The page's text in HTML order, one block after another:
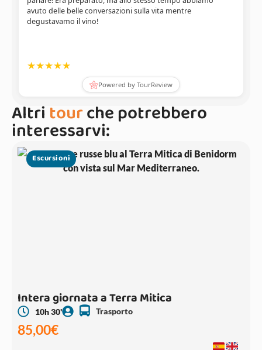
Altritourche potrebbero
interessarvi:
Escursioni
Intera giornata a Terra Mitica
10h 30' Trasporto
85,00€